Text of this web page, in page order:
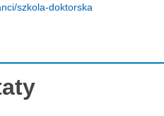
szkola-doktorska